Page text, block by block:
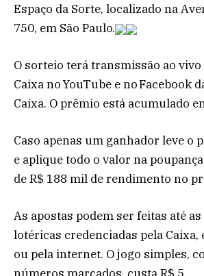
Espaço da Sorte, localizado na
750, em São Paulo.
O sorteio terá transmissão ao vivo
Caixa no YouTube e no Facebook
Caixa. O prêmio está acumulado
Caso apenas um ganhador leve o
e aplique todo o valor na
de R$ 188 mil de rendimento no
As apostas podem ser feitas até
lotéricas credenciadas pela Caixa,
ou pela internet. O jogo simples,